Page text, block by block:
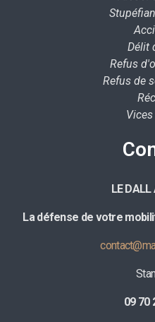
Délit
Refus
Refus de
LE
La défense de votre
09 70